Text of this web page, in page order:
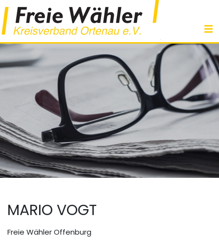
MARIO VOGT
Freie Wähler Offenburg